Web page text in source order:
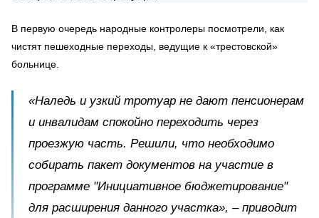
В первую очередь народные контролеры посмотрели, как
чистят пешеходные переходы, ведущие к «трестовской»
больнице.
«Наледь и узкий тротуар не дают пенсионерам
и инвалидам спокойно переходить через
проезжую часть. Решили, что необходимо
собирать пакет документов на участие в
программе "Инициативное бюджетирование"
для расширения данного участка», – приводит